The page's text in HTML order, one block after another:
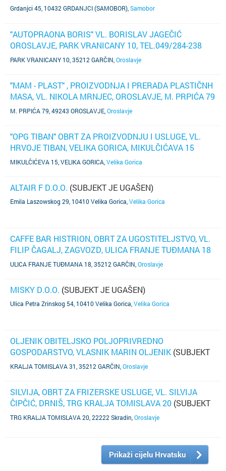
Grdanjci 45, 10432 GRDANJCI (SAMOBOR) Samobor
"AUTOPRAONA BORIS" VL. BORISLAV JAGEČIĆ
OROSLAVJE, PARK VRANICANY 10, TEL.049/284-238
(SUBJEKT JE UGAŠEN)
PARK VRANICANY 10, 35212 GARČIN Oroslavje
"MAM - PLAST" , PROIZVODNJA I PRERADA PLASTIČNH
MASA, VL. NIKOLA MRNJEC, OROSLAVJE, M. PRPIĆA 79
(SUBJEKT JE UGAŠEN)
M. PRPIĆA 79, 49243 OROSLAVJE Oroslavje
"OPG TIBAN" OBRT ZA PROIZVODNJU I USLUGE, VL.
HRVOJE TIBAN, VELIKA GORICA, MIKULČIĆAVA 15
(SUBJEKT JE UGAŠEN)
MIKULČIĆEVA 15, VELIKA GORICA Velika Gorica
ALTAIR F D.O.O. (SUBJEKT JE UGAŠEN)
Emila Laszowskog 29, 10410 Velika Gorica Velika Gorica
CAFFE BAR HISTRION, OBRT ZA UGOSTITELJSTVO, VL.
FILIP ČAGALJ, ZAGVOZD, ULICA FRANJE TUĐMANA 18
(SUBJEKT JE UGAŠEN)
ULICA FRANJE TUĐMANA 18, 35212 GARČIN Oroslavje
MISKY D.O.O. (SUBJEKT JE UGAŠEN)
Ulica Petra Zrinskog 54, 10410 Velika Gorica Velika Gorica
OLJENIK OBITELJSKO POLJOPRIVREDNO
GOSPODARSTVO, VLASNIK MARIN OLJENIK (SUBJEKT
JE UGAŠEN)
KRALJA TOMISLAVA 31, 35212 GARČIN Oroslavje
SILVIJA, OBRT ZA FRIZERSKE USLUGE, VL. SILVIJA
ČIPČIĆ, DRNIŠ, TRG KRALJA TOMISLAVA 20 (SUBJEKT
JE UGAŠEN)
TRG KRALJA TOMISLAVA 20, 22222 Skradin Oroslavje
Prikaži cijelu Hrvatsku